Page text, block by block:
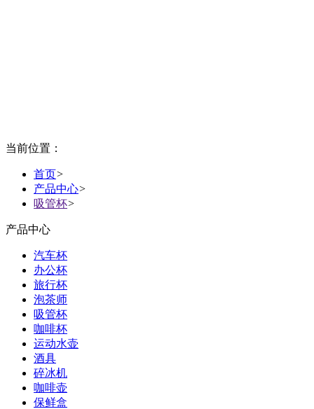
当前位置：
首页>
产品中心>
吸管杯>
产品中心
汽车杯
办公杯
旅行杯
泡茶师
吸管杯
咖啡杯
运动水壶
酒具
碎冰机
咖啡壶
保鲜盒